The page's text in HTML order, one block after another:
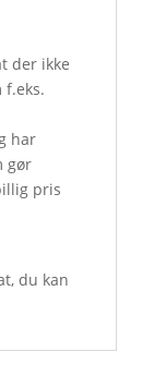
der ikke
f.eks.
har
gør
pris
du kan